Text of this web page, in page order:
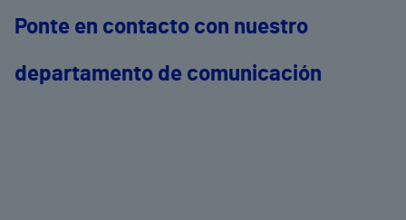
Ponte en contacto con nuestro
departamento de comunicación